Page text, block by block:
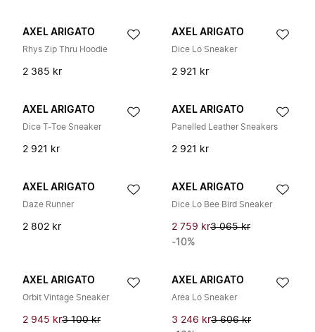
AXEL ARIGATO
Rhys Zip Thru Hoodie
2 385 kr
AXEL ARIGATO
Dice Lo Sneaker
2 921 kr
AXEL ARIGATO
Dice T-Toe Sneaker
2 921 kr
AXEL ARIGATO
Panelled Leather Sneakers
2 921 kr
AXEL ARIGATO
Daze Runner
2 802 kr
AXEL ARIGATO
Dice Lo Bee Bird Sneaker
2 759 kr3 065 kr
-10%
AXEL ARIGATO
Orbit Vintage Sneaker
2 945 kr3 100 kr
AXEL ARIGATO
Area Lo Sneaker
3 246 kr3 606 kr